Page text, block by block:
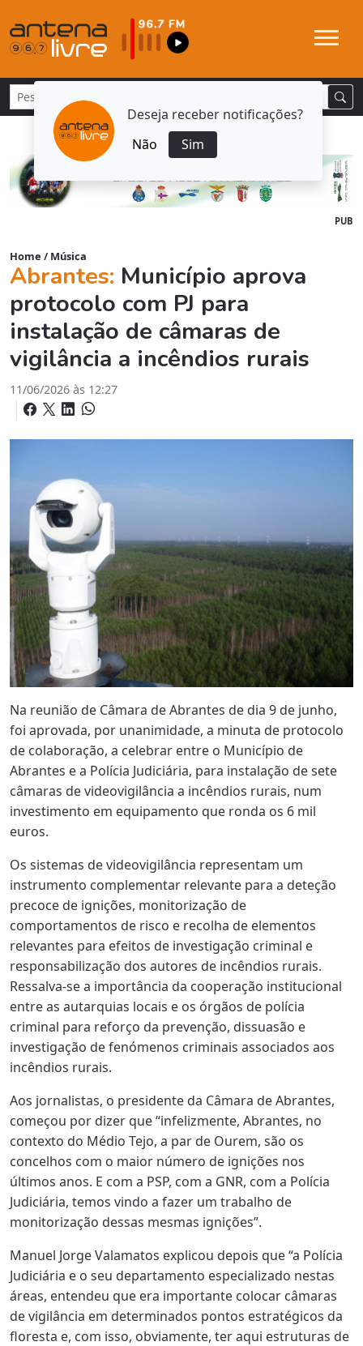
Deseja receber notificações?
Não
Sim
PUB
Home / Música
Abrantes: Município aprova
protocolo com PJ para
instalação de câmaras de
vigilância a incêndios rurais
11/06/2026 às 12:27
Na reunião de Câmara de Abrantes de dia 9 de junho,
foi aprovada, por unanimidade, a minuta de protocolo
de colaboração, a celebrar entre o Município de
Abrantes e a Polícia Judiciária, para instalação de sete
câmaras de videovigilância a incêndios rurais, num
investimento em equipamento que ronda os 6 mil
euros.
Os sistemas de videovigilância representam um
instrumento complementar relevante para a deteção
precoce de ignições, monitorização de
comportamentos de risco e recolha de elementos
relevantes para efeitos de investigação criminal e
responsabilização dos autores de incêndios rurais.
Ressalva-se a importância da cooperação institucional
entre as autarquias locais e os órgãos de polícia
criminal para reforço da prevenção, dissuasão e
investigação de fenómenos criminais associados aos
incêndios rurais.
Aos jornalistas, o presidente da Câmara de Abrantes,
começou por dizer que “infelizmente, Abrantes, no
contexto do Médio Tejo, a par de Ourem, são os
concelhos com o maior número de ignições nos
últimos anos. E com a PSP, com a GNR, com a Polícia
Judiciária, temos vindo a fazer um trabalho de
monitorização dessas mesmas ignições”.
Manuel Jorge Valamatos explicou depois que “a Polícia
Judiciária e o seu departamento especializado nestas
áreas, entendeu que era importante colocar câmaras
de vigilância em determinados pontos estratégicos da
floresta e, com isso, obviamente, ter aqui estruturas de